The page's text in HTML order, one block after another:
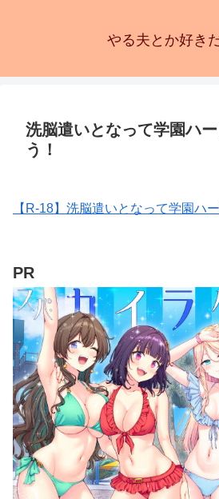
やる夫とか好き
洗脳遣いとなって学園ハ
う！
【R-18】洗脳遣いとなって学園ハ
PR